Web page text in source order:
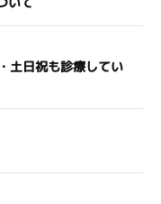
土日祝も診療してい